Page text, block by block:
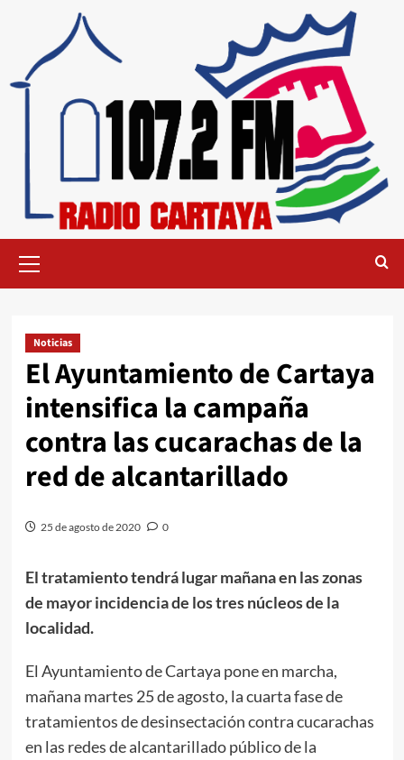
Noticias
El Ayuntamiento de Cartaya
intensifica la campaña
contra las cucarachas de la
red de alcantarillado
25 de agosto de 2020 0
El tratamiento tendrá lugar mañana en las zonas
de mayor incidencia de los tres núcleos de la
localidad.
El Ayuntamiento de Cartaya pone en marcha,
mañana martes 25 de agosto, la cuarta fase de
tratamientos de desinsectación contra cucarachas
en las redes de alcantarillado público de la